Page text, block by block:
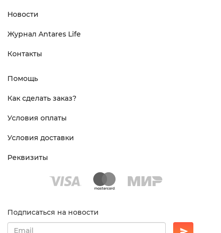
Новости
Журнал Antares Life
Контакты
Помощь
Как сделать заказ?
Условия оплаты
Условия доставки
Реквизиты
Подписаться на новости